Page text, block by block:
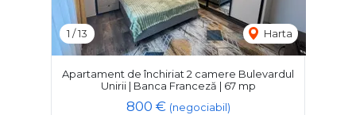
1 /13 Harta
Apartament de închiriat 2 camere Bulevardul
Unirii | Banca Franceză | 67 mp
800 € (negociabil)